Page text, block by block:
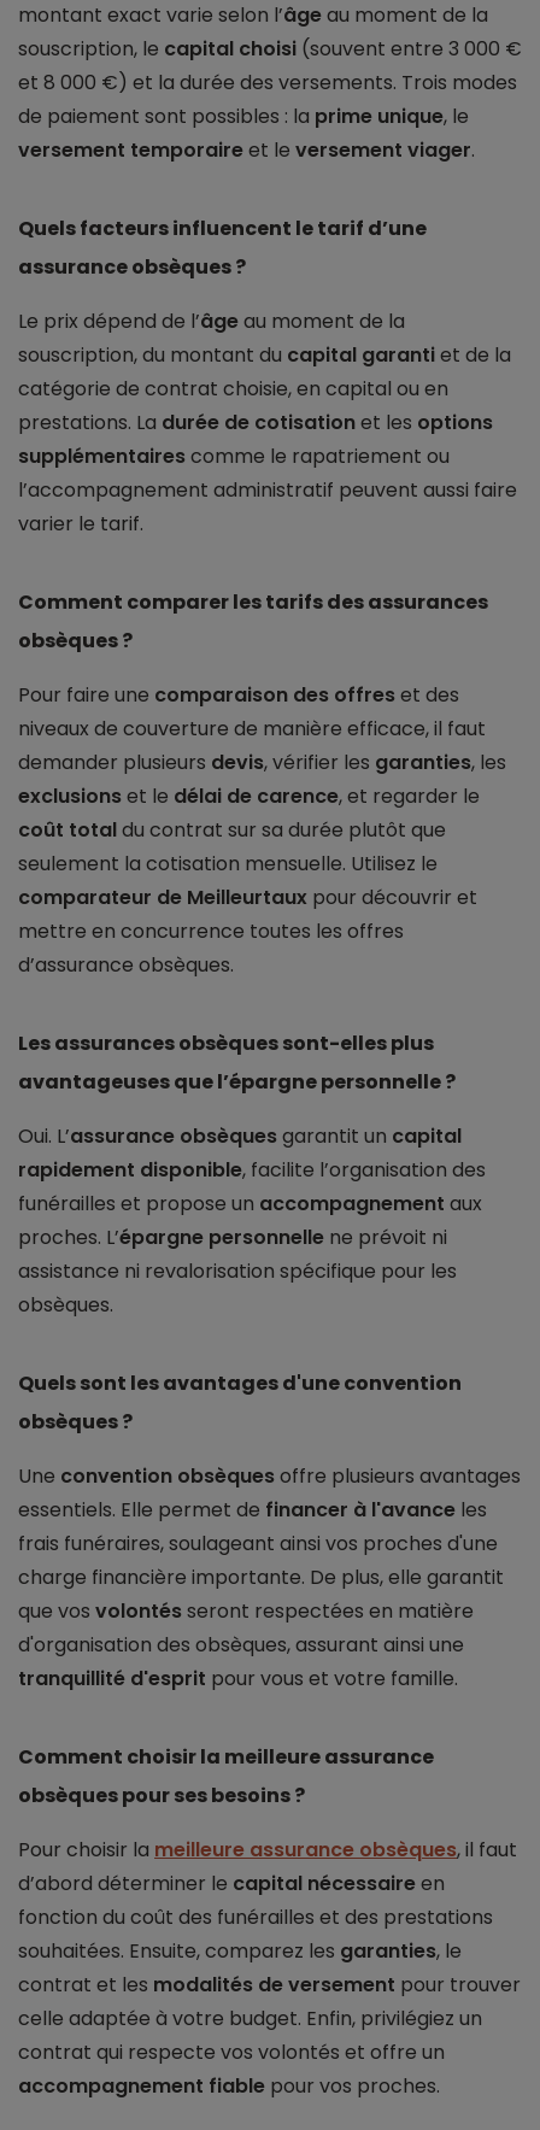
montant exact varie selon l’âgeau moment de la
souscription, le capital choisi (souvent entre 3 000 €
et 8 000 €) et la durée des versements. Trois modes
de paiement sont possibles : la prime unique, le
versement temporaireet le versement viager.
Quels facteurs influencent le tarif d’une
assurance obsèques ?
Le prix dépend de l’âgeau moment de la
souscription, du montant du capital garantiet de la
catégorie de contrat choisie, en capital ou en
prestations. La durée de cotisationet les options
supplémentairescomme le rapatriement ou
l’accompagnement administratif peuvent aussi faire
varier le tarif.
Comment comparer les tarifs des assurances
obsèques ?
Pour faire une comparaison des offreset des
niveaux de couverture de manière efficace, il faut
demander plusieurs devis, vérifier les garanties, les
exclusionset le délai de carence, et regarder le
coût totaldu contrat sur sa durée plutôt que
seulement la cotisation mensuelle. Utilisez le
comparateur de Meilleurtaux pour découvrir et
mettre en concurrence toutes les offres
d’assurance obsèques.
Les assurances obsèques sont-elles plus
avantageuses que l’épargne personnelle ?
Oui. L’assurance obsèquesgarantit un capital
rapidement disponible, facilite l’organisation des
funérailles et propose un accompagnement aux
proches. L’épargne personnelle ne prévoit ni
assistance ni revalorisation spécifique pour les
obsèques.
Quels sont les avantages d'une convention
obsèques ?
Une convention obsèquesoffre plusieurs avantages
essentiels. Elle permet de financer à l'avance les
frais funéraires, soulageant ainsi vos proches d'une
charge financière importante. De plus, elle garantit
que vos volontésseront respectées en matière
d'organisation des obsèques, assurant ainsi une
tranquillité d'esprit pour vous et votre famille.
Comment choisir la meilleure assurance
obsèques pour ses besoins ?
Pour choisir la meilleure assurance obsèques, il faut
d’abord déterminer le capital nécessaireen
fonction du coût des funérailles et des prestations
souhaitées. Ensuite, comparez les garanties, le
contrat et les modalités de versement pour trouver
celle adaptée à votre budget. Enfin, privilégiez un
contrat qui respecte vos volontés et offre un
accompagnement fiable pour vos proches.